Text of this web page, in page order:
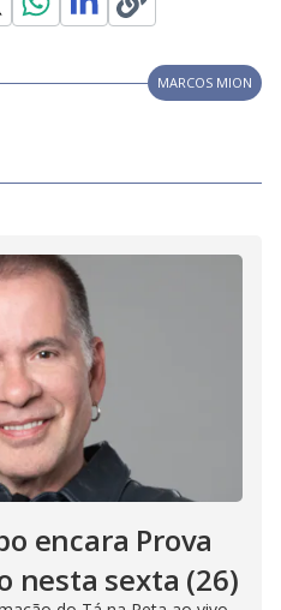
MARCOS MION
encara Prova
nesta sexta (26)